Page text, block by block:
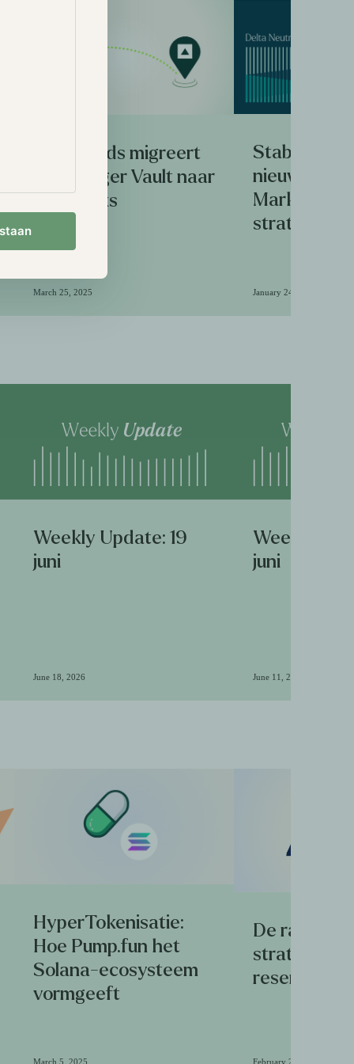
Hodl Funds migreert
van Ledger Vault naar
Fireblocks
March 25, 2025
Stabiliteit
nieuwe
Market
strategie
January 24, 2025
Weekly Update: 19
juni
June 18, 2026
Weekly
juni
June 11, 2026
HyperTokenisatie:
Hoe Pump.fun het
Solana-ecosysteem
vormgeeft
March 5, 2025
De race om
reserve in
February 26, 2025